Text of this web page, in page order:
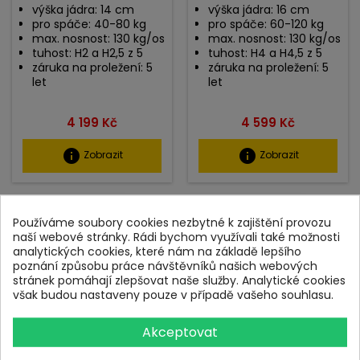
výška jádra: 14 cm
pro spáče: 40-80 kg
max. nosnost: 130 kg/os
tuhost: H2 a H2,5 z 5
záruka na proležení: 5
let
Cena
4 199 Kč
info Zobrazit
výška jádra: 16 cm
pro spáče: 60-120 kg
max. nosnost: 130 kg/os
tuhost: H4 a H4,5 z 5
záruka na proležení: 5
let
Cena
4 599 Kč
info Zobrazit
DOPRAVA ZDARMA
5 LET ZÁRUKA
DOPRAVA ZDARMA
5 LET ZÁRUKA
Používáme soubory cookies nezbytné k zajištění provozu
naší webové stránky. Rádi bychom využívali také možnosti
analytických cookies, které nám na základě lepšího
poznání způsobu práce návštěvníků našich webových
stránek pomáhají zlepšovat naše služby. Analytické cookies
však budou nastaveny pouze v případě vašeho souhlasu.
Akceptovat